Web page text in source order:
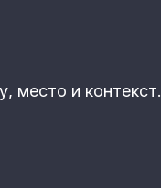
место и контекст.